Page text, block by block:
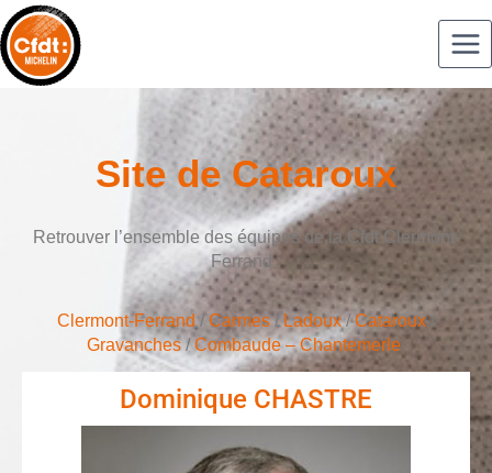
Site de Cataroux
Retrouver l’ensemble des équipes de la Cfdt Clermont-
Ferrand :
Clermont-Ferrand /Carmes/Ladoux/Cataroux/
Gravanches/Combaude – Chantemerle
Dominique CHASTRE